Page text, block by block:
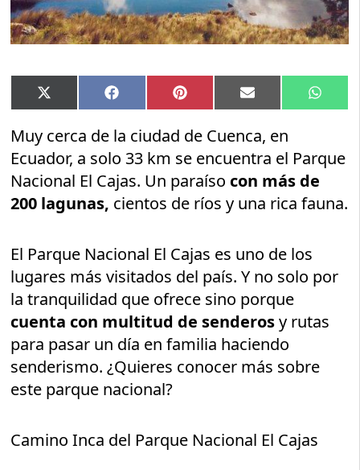
Compartir
en
X
(Twitter)
Compartir
en
Facebook Compartir
en
Pinterest Compartir
en
Email
en
Muy cerca de la ciudad de Cuenca, en
Ecuador, a solo 33 km se encuentra el Parque
Nacional El Cajas. Un paraíso con más de
200 lagunas, cientos de ríos y una rica fauna.
El Parque Nacional El Cajas es uno de los
lugares más visitados del país. Y no solo por
la tranquilidad que ofrece sino porque
cuenta con multitud de senderosy rutas
para pasar un día en familia haciendo
senderismo. ¿Quieres conocer más sobre
este parque nacional?
Camino Inca del Parque Nacional El Cajas